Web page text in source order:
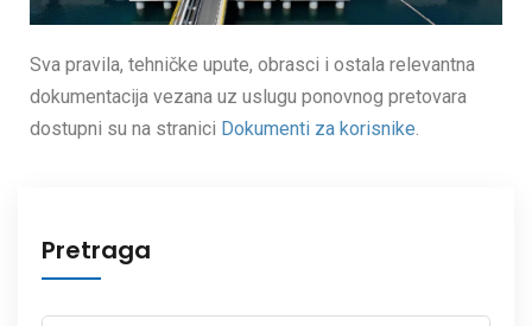
Sva pravila, tehničke upute, obrasci i ostala relevantna
dokumentacija vezana uz uslugu ponovnog pretovara
dostupni su na stranici Dokumenti za korisnike.
Pretraga